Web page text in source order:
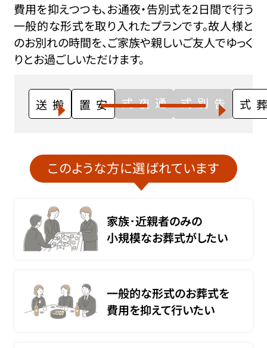
費用を抑えつつも、お通夜・告別式を2日間で行う
一般的な形式を取り入れたプランです。故人様と
のお別れの時間を、ご家族や親しいご友人でゆっく
りとお過ごしいただけます。
搬送 安置 通夜式 告別式 火葬式
このような方に選ばれています
家族･近親者のみの
小規模なお葬式がしたい
一般的な形式のお葬式を
費用を抑えて行いたい